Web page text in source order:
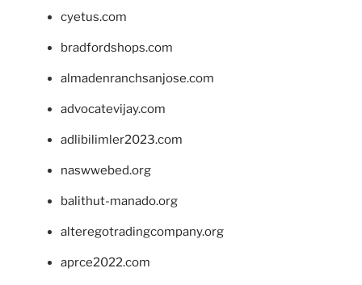
cyetus.com
bradfordshops.com
almadenranchsanjose.com
advocatevijay.com
adlibilimler2023.com
naswwebed.org
balithut-manado.org
alteregotradingcompany.org
aprce2022.com